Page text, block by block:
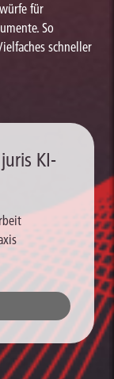
für
So
schneller
KI-